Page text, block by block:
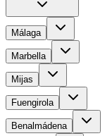
Málaga
Marbella
Mijas
Fuengirola
Benalmádena